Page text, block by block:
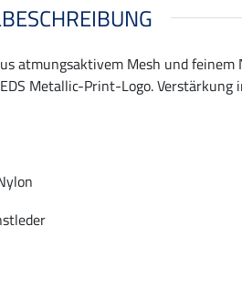
atmungsaktivem Mesh und
Metallic-Print-Logo. Verstärkung